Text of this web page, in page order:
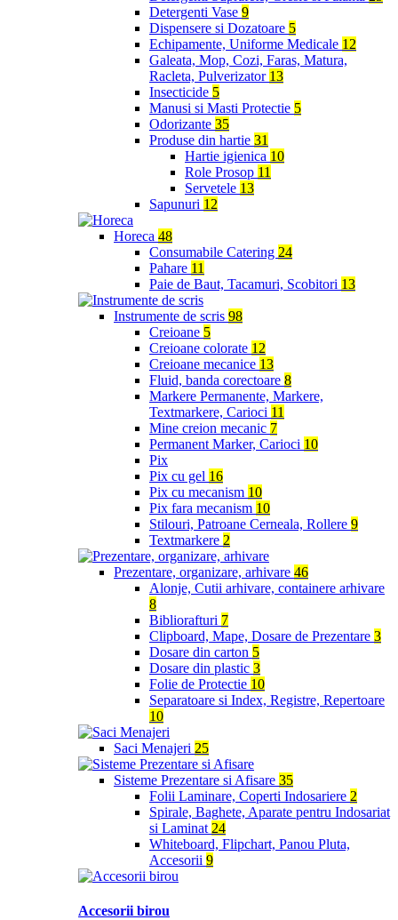
Detergenti Vase 9
Dispensere si Dozatoare 5
Echipamente, Uniforme Medicale 12
Galeata, Mop, Cozi, Faras, Matura,
Racleta, Pulverizator 13
Insecticide 5
Manusi si Masti Protectie 5
Odorizante 35
Produse din hartie 31
Hartie igienica 10
Role Prosop 11
Servetele 13
Sapunuri 12
Horeca 48
Consumabile Catering 24
Pahare 11
Paie de Baut, Tacamuri, Scobitori 13
Instrumente de scris 98
Creioane 5
Creioane colorate 12
Creioane mecanice 13
Fluid, banda corectoare 8
Markere Permanente, Markere,
Textmarkere, Carioci 11
Mine creion mecanic 7
Permanent Marker, Carioci 10
Pix
Pix cu gel 16
Pix cu mecanism 10
Pix fara mecanism 10
Stilouri, Patroane Cerneala, Rollere 9
Textmarkere 2
Prezentare, organizare, arhivare 46
Alonje, Cutii arhivare, containere arhivare
8
Bibliorafturi 7
Clipboard, Mape, Dosare de Prezentare 3
Dosare din carton 5
Dosare din plastic 3
Folie de Protectie 10
Separatoare si Index, Registre, Repertoare
10
Saci Menajeri 25
Sisteme Prezentare si Afisare 35
Folii Laminare, Coperti Indosariere 2
Spirale, Baghete, Aparate pentru Indosariat
si Laminat 24
Whiteboard, Flipchart, Panou Pluta,
Accesorii 9
Accesorii birou